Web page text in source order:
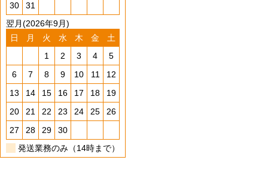
30
31
翌月(2026年9月)
日
月 火 水 木 金
土
1
2 3 4
5
6
7 8 9 10 11
12
13
14 15 16 17 18
19
20
21 22 23 24 25
26
27
28 29
30
発送業務のみ（14時まで）